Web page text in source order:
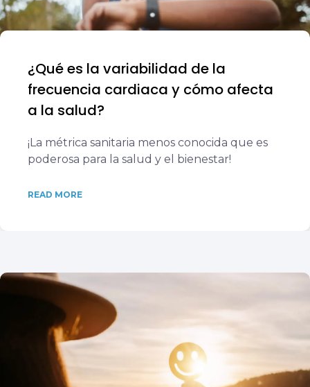
¿Qué es la variabilidad de la
frecuencia cardiaca y cómo afecta
a la salud?
¡La métrica sanitaria menos conocida que es
poderosa para la salud y el bienestar!
READ MORE